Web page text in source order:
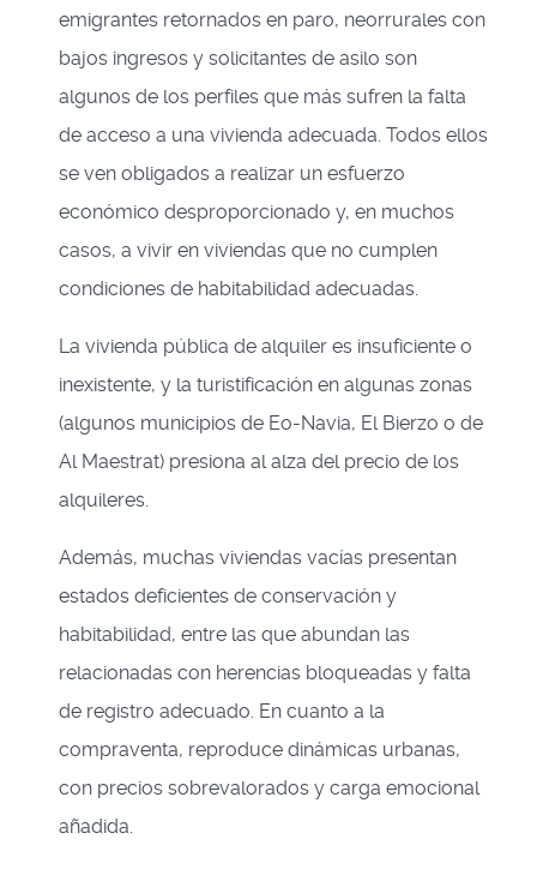
emigrantes retornados en paro, neorrurales con
bajos ingresos y solicitantes de asilo son
algunos de los perfiles que más sufren la falta
de acceso a una vivienda adecuada. Todos ellos
se ven obligados a realizar un esfuerzo
económico desproporcionado y, en muchos
casos, a vivir en viviendas que no cumplen
condiciones de habitabilidad adecuadas.
La vivienda pública de alquiler es insuficiente o
inexistente, y la turistificación en algunas zonas
(algunos municipios de Eo-Navia, El Bierzo o de
Al Maestrat) presiona al alza del precio de los
alquileres.
Además, muchas viviendas vacías presentan
estados deficientes de conservación y
habitabilidad, entre las que abundan las
relacionadas con herencias bloqueadas y falta
de registro adecuado. En cuanto a la
compraventa, reproduce dinámicas urbanas,
con precios sobrevalorados y carga emocional
añadida.